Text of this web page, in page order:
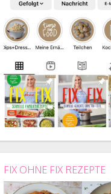
FIX OHNE FIX REZEPTE